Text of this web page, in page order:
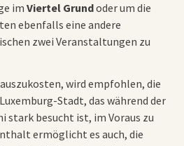
im Viertel Grundoder um die
ebenfalls eine andere
zwei Veranstaltungen zu
wird empfohlen, die
Stadt, das während der
stark besucht ist, im Voraus zu
ermöglicht es auch, die